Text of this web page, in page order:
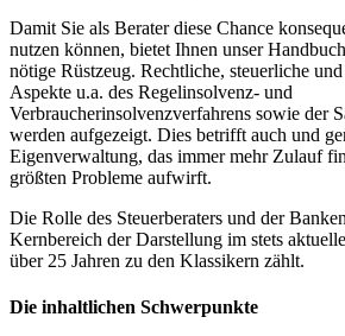
Damit Sie als Berater diese Chance
nutzen können, bietet Ihnen unser
nötige Rüstzeug. Rechtliche, steuerliche
Aspekte u.a. des Regelinsolvenz- und
Verbraucherinsolvenzverfahrens sowie der
werden aufgezeigt. Dies betrifft auch und
Eigenverwaltung, das immer mehr Zulauf
größten Probleme aufwirft.
Die Rolle des Steuerberaters und der
Kernbereich der Darstellung im stets
über 25 Jahren zu den Klassikern zählt.
Die inhaltlichen Schwerpunkte